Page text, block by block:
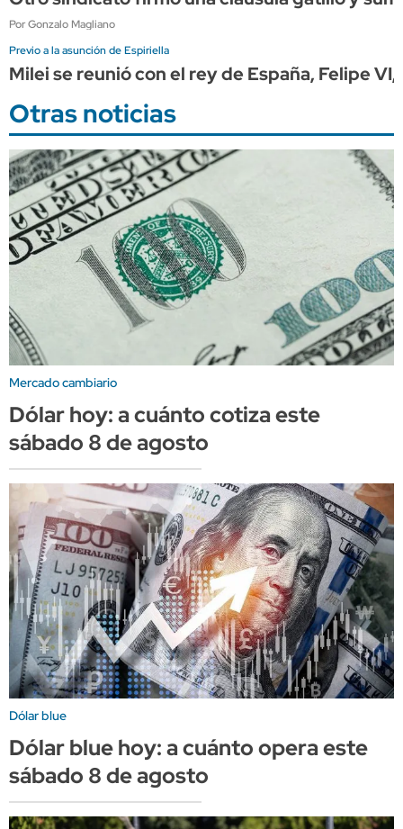
Por Gonzalo Magliano
Previo a la asunción de Espiriella
Milei se reunió con el rey de España, Felipe
Otras noticias
Mercado cambiario
Dólar hoy: a cuánto cotiza este
sábado 8 de agosto
Dólar blue
Dólar blue hoy: a cuánto opera este
sábado 8 de agosto